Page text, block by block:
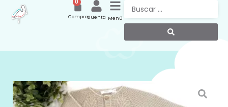
Menú
Cuenta
0
Compras